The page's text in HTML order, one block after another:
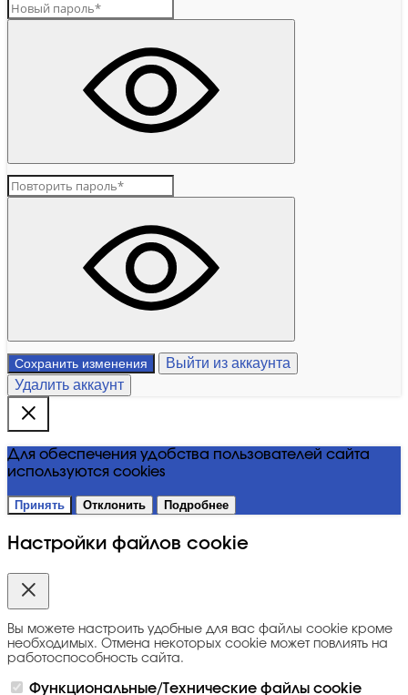
Сохранить изменения
Выйти из аккаунта
Удалить аккаунт
Для обеспечения удобства пользователей сайта
используются cookies
Принять Отклонить Подробнее
Настройки файлов cookie
Вы можете настроить удобные для вас файлы cookie кроме
необходимых. Отмена некоторых cookie может повлиять на
работоспособность сайта.
Функциональные/Технические файлы cookie